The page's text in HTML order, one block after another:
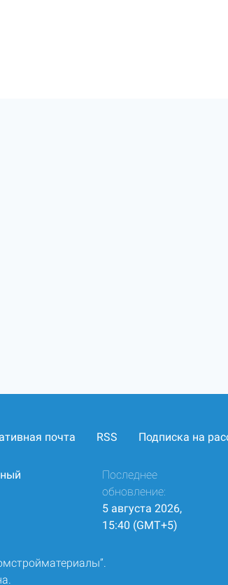
почта RSS Подписка на
Последнее
обновление:
5 августа 2026,
15:40 (GMT+5)